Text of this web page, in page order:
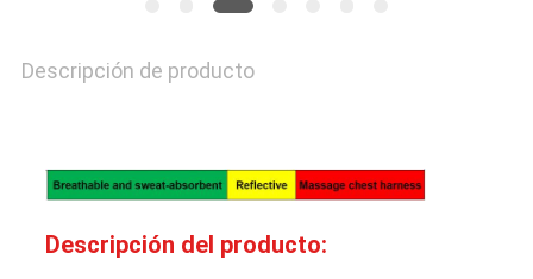
Descripción de producto
Descripción del producto: